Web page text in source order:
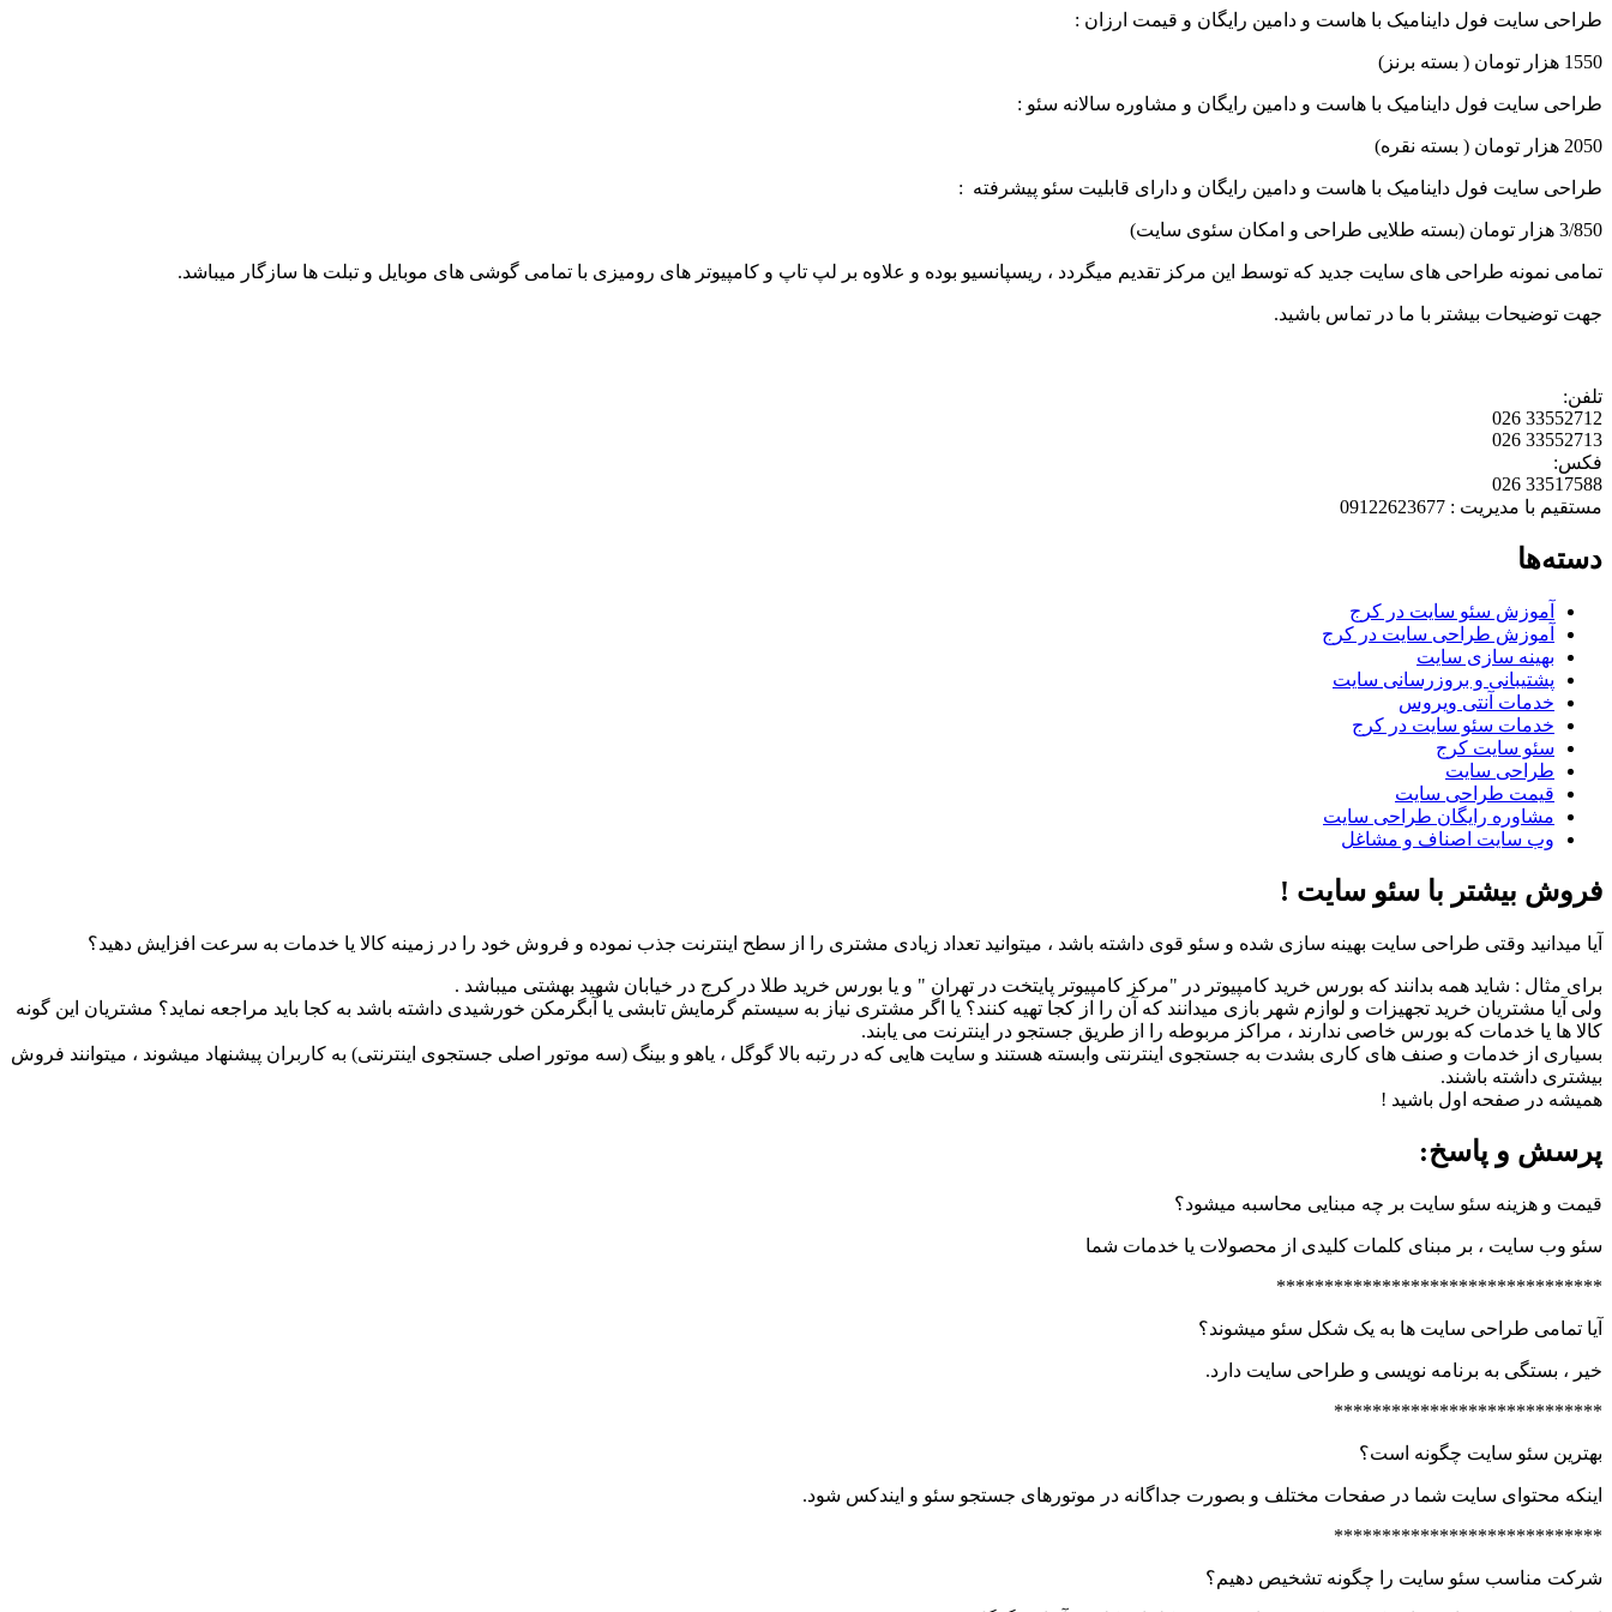
طراحی سایت فول داینامیک با هاست و دامین رایگان و قیمت ارزان :
1550 هزار تومان ( بسته برنز)
طراحی سایت فول داینامیک با هاست و دامین رایگان و مشاوره سالانه سئو :
2050 هزار تومان ( بسته نقره)
طراحی سایت فول داینامیک با هاست و دامین رایگان و دارای قابلیت سئو پیشرفته :
3/850 هزار تومان (بسته طلایی طراحی و امکان سئوی سایت)
تمامی نمونه طراحی های سایت جدید که توسط این مرکز تقدیم میگردد ، ریسپانسیو بوده و علاوه بر لپ تاپ و کامپیوتر های رومیزی با تمامی گوشی های موبایل و تبلت ها سازگار میباشد.
جهت توضیحات بیشتر با ما در تماس باشید.
تلفن:
33552712 026
33552713 026
فکس:
33517588 026
مستقیم با مدیریت : 09122623677
دسته‌ها
آموزش سئو سایت در کرج
آموزش طراحی سایت در کرج
بهینه سازی سایت
پشتیبانی و بروزرسانی سایت
خدمات آنتی ویروس
خدمات سئو سایت در کرج
سئو سایت کرج
طراحی سایت
قیمت طراحی سایت
مشاوره رایگان طراحی سایت
وب سایت اصناف و مشاغل
فروش بیشتر با سئو سایت !
آیا میدانید وقتی طراحی سایت بهینه سازی شده و سئو قوی داشته باشد ، میتوانید تعداد زیادی مشتری را از سطح اینترنت جذب نموده و فروش خود را در زمینه کالا یا خدمات به سرعت افزایش دهید؟
برای مثال : شاید همه بدانند که بورس خرید کامپیوتر در "مرکز کامپیوتر پایتخت در تهران " و یا بورس خرید طلا در کرج در خیابان شهید بهشتی میباشد .
ولی آیا مشتریان خرید تجهیزات و لوازم شهر بازی میدانند که آن را از کجا تهیه کنند؟ یا اگر مشتری نیاز به سیستم گرمایش تابشی یا آبگرمکن خورشیدی داشته باشد به کجا باید مراجعه نماید؟ مشتریان این گونه
کالا ها یا خدمات که بورس خاصی ندارند ، مراکز مربوطه را از طریق جستجو در اینترنت می یابند.
بسیاری از خدمات و صنف های کاری بشدت به جستجوی اینترنتی وابسته هستند و سایت هایی که در رتبه بالا گوگل ، یاهو و بینگ (سه موتور اصلی جستجوی اینترنتی) به کاربران پیشنهاد میشوند ، میتوانند فروش
بیشتری داشته باشند.
همیشه در صفحه اول باشید !
پرسش و پاسخ:
قیمت و هزینه سئو سایت بر چه مبنایی محاسبه میشود؟
سئو وب سایت ، بر مبنای کلمات کلیدی از محصولات یا خدمات شما
**********************************
آیا تمامی طراحی سایت ها به یک شکل سئو میشوند؟
خیر ، بستگی به برنامه نویسی و طراحی سایت دارد.
****************************
بهترین سئو سایت چگونه است؟
اینکه محتوای سایت شما در صفحات مختلف و بصورت جداگانه در موتورهای جستجو سئو و ایندکس شود.
****************************
شرکت مناسب سئو سایت را چگونه تشخیص دهیم؟